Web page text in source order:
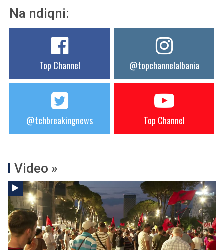
Na ndiqni:
Top Channel @topchannelalbania
@tchbreakingnews Top Channel
Video »